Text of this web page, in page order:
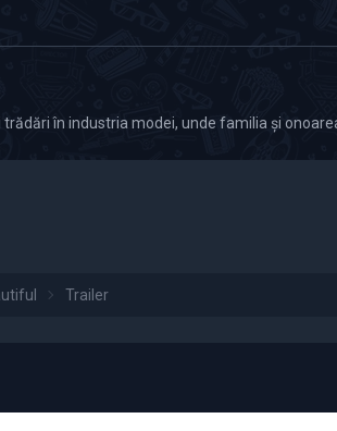
în industria modei, unde familia și
Trailer